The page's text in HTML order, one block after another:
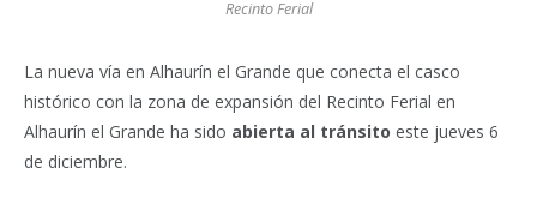
Recinto Ferial
La nueva vía en Alhaurín el Grande que conecta el casco
histórico con la zona de expansión del Recinto Ferial en
Alhaurín el Grande ha sido abierta al tránsito este jueves 6
de diciembre.